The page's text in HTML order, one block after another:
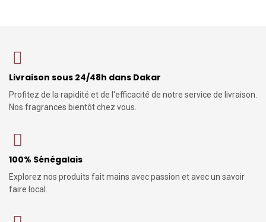
Livraison sous 24/48h dans Dakar
Profitez de la rapidité et de l'efficacité de notre service de livraison.
Nos fragrances bientôt chez vous.
100% Sénégalais
Explorez nos produits fait mains avec passion et avec un savoir
faire local.